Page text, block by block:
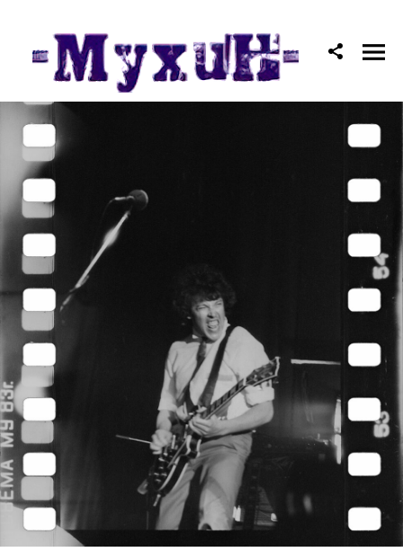
I’ve seen rоck and rоll. 1985-1991